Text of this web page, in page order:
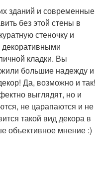
зданий и современные
без этой стены в
стеночку и
кладки. Вы
большие надежду и
Да, возможно и так!
выглядят, но и
не царапаются и не
такой вид декора в
объективное мнение :)